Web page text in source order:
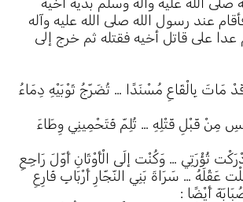
عند رسول الله صلى الله عليه وآله
عدا على قاتل أخيه فقتله ثم خرج إلى
مَاتَ بِالْقَاعِ مُسْنَدًا … تُضَرّجُ ثَوْبَيْهِ دِمَاءُ
مِنْ قَبْلِ قَتْلِهِ … تُلِمّ فَتَحْمِينِي وِطَاءَ
ثُؤْرَتِي … وَكُنْت إلَى الْأَوْثَانِ أَوّلَ رَاجِعِ
عَقْلَهُ … سَرَاةَ بَنِي النّجّارِ أَرْبَابِ فَارِعِ
أَيْضًا :